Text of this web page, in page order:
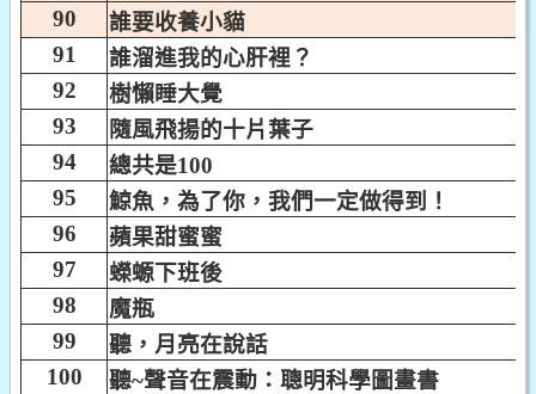
90
誰要收養小貓
91
誰溜進我的心肝裡？
92
樹懶睡大覺
93
隨風飛揚的十片葉子
94
總共是100
95
鯨魚，為了你，我們一定做得到！
96
蘋果甜蜜蜜
97
蠑螈下班後
98
魔瓶
99
聽，月亮在說話
100
聽~聲音在震動：聰明科學圖畫書